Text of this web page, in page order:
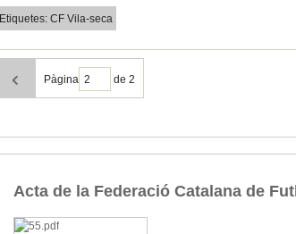
Etiquetes: CF Vila-seca
Pàgina
de 2
Acta de la Federació Catalana de